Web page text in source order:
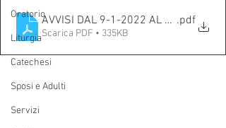
Oratorio
Liturgia
Catechesi
Sposi e Adulti
Servizi
AVVISI DAL 9-1-2022 AL 16-1-2022
.pdf
Scarica PDF • 335KB